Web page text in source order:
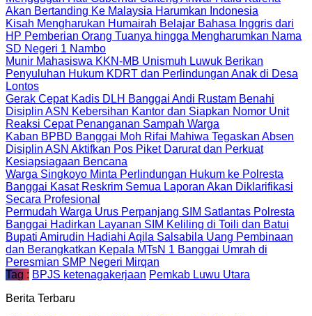
Akan Bertanding Ke Malaysia Harumkan Indonesia
Kisah Mengharukan Humairah Belajar Bahasa Inggris dari
HP Pemberian Orang Tuanya hingga Mengharumkan Nama
SD Negeri 1 Nambo
Munir Mahasiswa KKN-MB Unismuh Luwuk Berikan
Penyuluhan Hukum KDRT dan Perlindungan Anak di Desa
Lontos
Gerak Cepat Kadis DLH Banggai Andi Rustam Benahi
Disiplin ASN Kebersihan Kantor dan Siapkan Nomor Unit
Reaksi Cepat Penanganan Sampah Warga
Kaban BPBD Banggai Moh Rifai Mahiwa Tegaskan Absen
Disiplin ASN Aktifkan Pos Piket Darurat dan Perkuat
Kesiapsiagaan Bencana
Warga Singkoyo Minta Perlindungan Hukum ke Polresta
Banggai Kasat Reskrim Semua Laporan Akan Diklarifikasi
Secara Profesional
Permudah Warga Urus Perpanjang SIM Satlantas Polresta
Banggai Hadirkan Layanan SIM Keliling di Toili dan Batui
Bupati Amirudin Hadiahi Aqila Salsabila Uang Pembinaan
dan Berangkatkan Kepala MTsN 1 Banggai Umrah di
Peresmian SMP Negeri Mirqan
Tag : BPJS ketenagakerjaan Pemkab Luwu Utara
Berita Terbaru